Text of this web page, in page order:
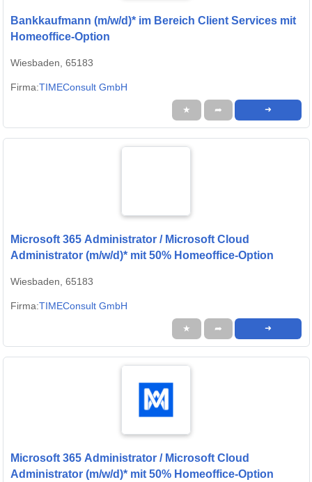
Bankkaufmann (m/w/d)* im Bereich Client Services mit
Homeoffice-Option
Wiesbaden, 65183
Firma:TIMEConsult GmbH
★ ➦ ➜
Microsoft 365 Administrator / Microsoft Cloud
Administrator (m/w/d)* mit 50% Homeoffice-Option
Wiesbaden, 65183
Firma:TIMEConsult GmbH
★ ➦ ➜
Microsoft 365 Administrator / Microsoft Cloud
Administrator (m/w/d)* mit 50% Homeoffice-Option